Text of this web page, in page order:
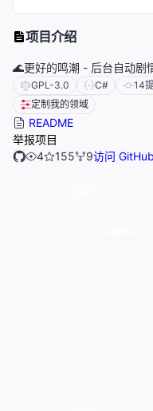
项目介绍
🌊更好的鸣潮 - 后台自动剧
GPL-3.0 C# 14
定制我的领域
README
举报项目
4
155 9访问 GitHub